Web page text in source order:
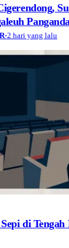
Pusat
dan